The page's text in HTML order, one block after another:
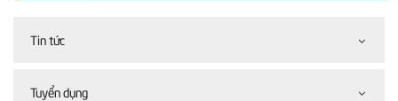
Tin tức
Tuyển dụng